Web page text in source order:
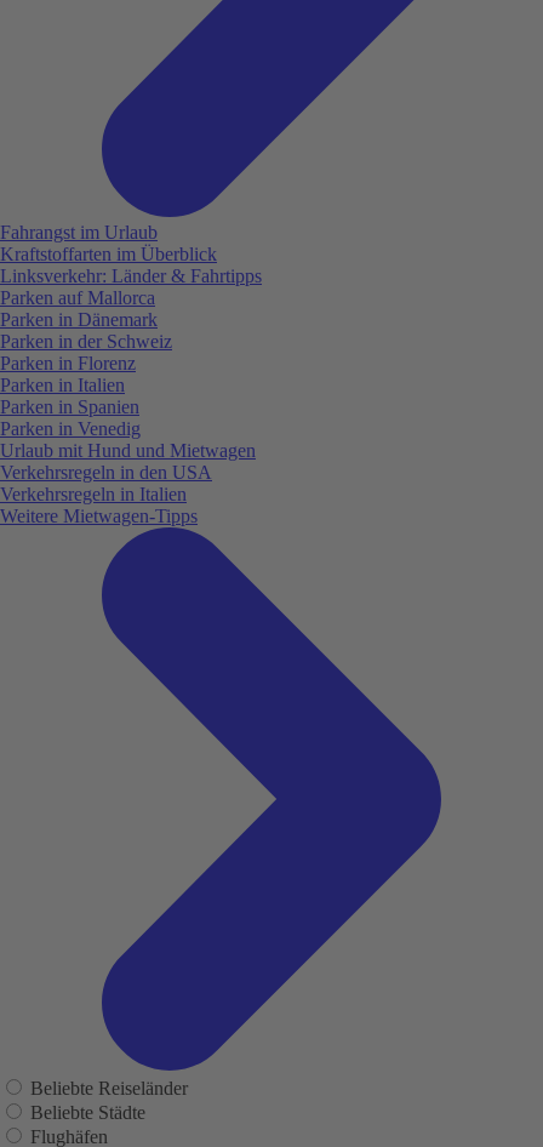
Fahrangst im Urlaub
Kraftstoffarten im Überblick
Linksverkehr: Länder & Fahrtipps
Parken auf Mallorca
Parken in Dänemark
Parken in der Schweiz
Parken in Florenz
Parken in Italien
Parken in Spanien
Parken in Venedig
Urlaub mit Hund und Mietwagen
Verkehrsregeln in den USA
Verkehrsregeln in Italien
Weitere Mietwagen-Tipps
Beliebte Reiseländer
Beliebte Städte
Flughäfen